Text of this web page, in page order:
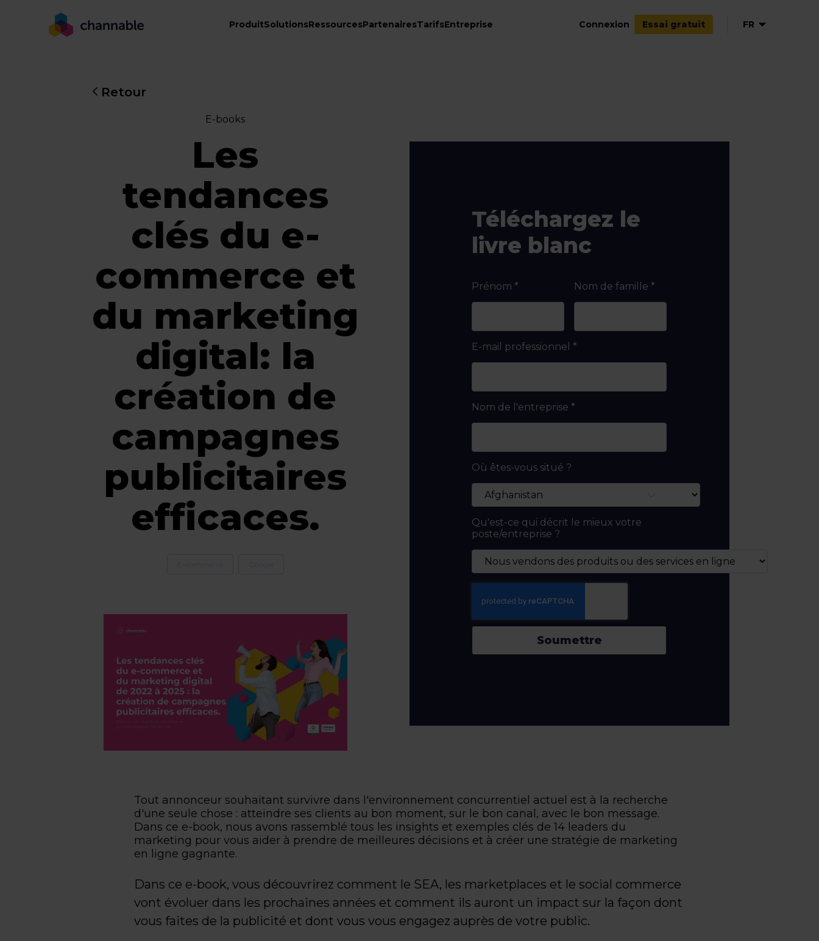
ProduitSolutionsRessourcesPartenairesTarifsEntreprise Connexion Essai gratuit FR
Retour
E-books
Les
tendances
clés du e-
commerce et
du marketing
digital: la
création de
campagnes
publicitaires
efficaces.
Téléchargez le
livre blanc
Prénom * Nom de famille *
E-mail professionnel *
Nom de l'entreprise *
Où êtes-vous situé ?
Qu'est-ce qui décrit le mieux votre
poste/entreprise ?
Soumettre
Tout annonceur souhaitant survivre dans l'environnement concurrentiel actuel est à la recherche
d'une seule chose : atteindre ses clients au bon moment, sur le bon canal, avec le bon message.
Dans ce e-book, nous avons rassemblé tous les insights et exemples clés de 14 leaders du
marketing pour vous aider à prendre de meilleures décisions et à créer une stratégie de marketing
en ligne gagnante.
Dans ce e-book, vous découvrirez comment le SEA, les marketplaces et le social commerce
vont évoluer dans les prochaines années et comment ils auront un impact sur la façon dont
vous faites de la publicité et dont vous vous engagez auprès de votre public.